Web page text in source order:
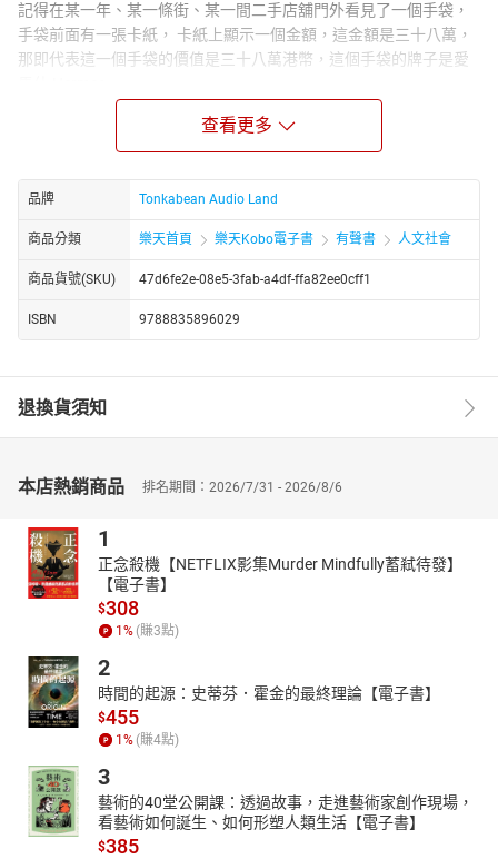
記得在某一年、某一條街、某一間二手店舖門外看見了一個手袋，
手袋前面有一張卡紙， 卡紙上顯示一個金額，這金額是三十八萬，
那即代表這一個手袋的價值是三十八萬港幣，這個手袋的牌子是愛
當時我在思考定價格的人，是否不知道社會現象呢？
為何制定這麽昂貴的價格？ 這接近普通小市民的年薪, 甚至乎兩年的
薪金相加起來的包包零售價。
但隨後我又思考，不知道社會現象的人，是自己的嗎？
我沒有得到答案。
我花不起一個價值幾十萬的手袋，但我知道有一本價值幾十元的愛
馬仕總裁回憶錄， 這個經濟能力我就絕對可以負擔呢！
頁。
音樂: Kevin MacLeod-Enchanted Journey / Esther Abrami-No.3
Morning Folk Song / Es Jammy Jams-By The Light of the Silvery
繪圖: Carriage by Gordon Johnson from Pixabay /
查看更多
品牌 Tonkabean Audio Land
商品分類 樂天首頁 樂天Kobo電子書 有聲書 人文社會
商品貨號(SKU) 47d6fe2e-08e5-3fab-a4df-ffa82ee0cff1
ISBN 9788835896029
退換貨須知
本店熱銷商品 排名期間：2026/7/31 - 2026/8/6
1
正念殺機【NETFLIX影集Murder Mindfully蓄弒待發】
【電子書】
$308
1 % (賺3點)
2
時間的起源：史蒂芬．霍金的最終理論【電子書】
$455
1 % (賺4點)
3
藝術的40堂公開課：透過故事，走進藝術家創作現場，
看藝術如何誕生、如何形塑人類生活【電子書】
$385